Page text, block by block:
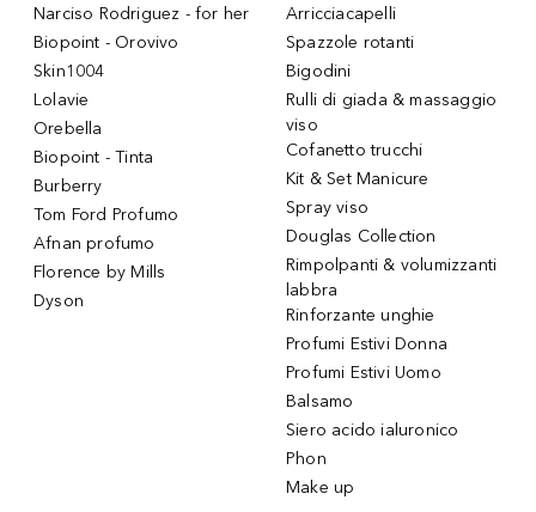
Narciso Rodriguez - for her
Biopoint - Orovivo
Skin1004
Lolavie
Orebella
Biopoint - Tinta
Burberry
Tom Ford Profumo
Afnan profumo
Florence by Mills
Dyson
Arricciacapelli
Spazzole rotanti
Bigodini
Rulli di giada & massaggio
viso
Cofanetto trucchi
Kit & Set Manicure
Spray viso
Douglas Collection
Rimpolpanti & volumizzanti
labbra
Rinforzante unghie
Profumi Estivi Donna
Profumi Estivi Uomo
Balsamo
Siero acido ialuronico
Phon
Make up